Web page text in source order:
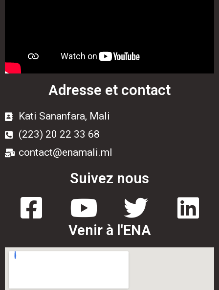
Adresse et contact
Kati Sananfara, Mali
(223) 20 22 33 68
contact@enamali.ml
Suivez nous
Venir à l'ENA